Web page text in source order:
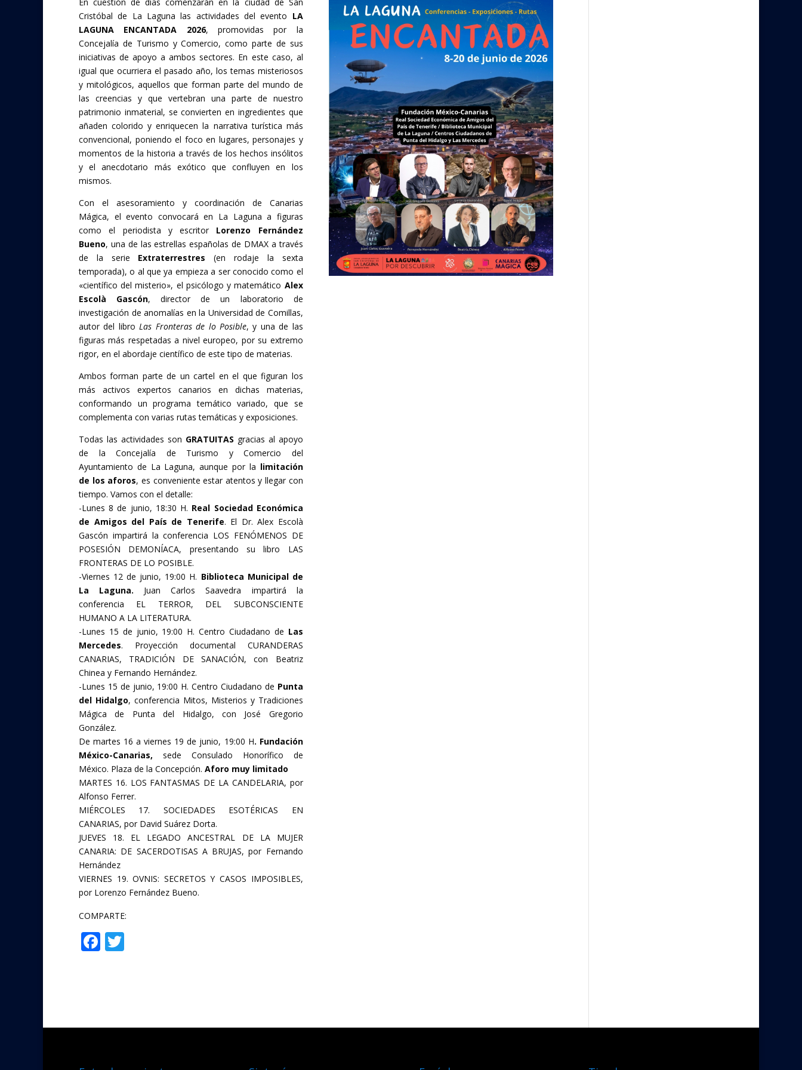
e
b
o
o
k
itt
er
Cristóbal de La Laguna las actividades del evento LA
LAGUNA ENCANTADA 2026, promovidas por la
Concejalía de Turismo y Comercio, como parte de sus
iniciativas de apoyo a ambos sectores. En este caso, al
igual que ocurriera el pasado año, los temas misteriosos
y mitológicos, aquellos que forman parte del mundo de
las creencias y que vertebran una parte de nuestro
patrimonio inmaterial, se convierten en ingredientes que
añaden colorido y enriquecen la narrativa turística más
convencional, poniendo el foco en lugares, personajes y
momentos de la historia a través de los hechos insólitos
y el anecdotario más exótico que confluyen en los
mismos.
Con el asesoramiento y coordinación de Canarias
Mágica, el evento convocará en La Laguna a figuras
como el periodista y escritor Lorenzo Fernández
Bueno, una de las estrellas españolas de DMAX a través
de la serie Extraterrestres (en rodaje la sexta
temporada), o al que ya empieza a ser conocido como el
«científico del misterio», el psicólogo y matemático Alex
Escolà Gascón, director de un laboratorio de
investigación de anomalías en la Universidad de Comillas,
autor del libroLas Fronteras de lo Posible, y una de las
figuras más respetadas a nivel europeo, por su extremo
rigor, en el abordaje científico de este tipo de materias.
Ambos forman parte de un cartel en el que figuran los
más activos expertos canarios en dichas materias,
conformando un programa temático variado, que se
complementa con varias rutas temáticas y exposiciones.
Todas las actividades son GRATUITAS gracias al apoyo
de la Concejalía de Turismo y Comercio del
Ayuntamiento de La Laguna, aunque por la limitación
de los aforos, es conveniente estar atentos y llegar con
tiempo. Vamos con el detalle:
-Lunes 8 de junio, 18:30 H. Real Sociedad Económica
de Amigos del País de Tenerife. El Dr. Alex Escolà
Gascón impartirá la conferencia LOS FENÓMENOS DE
POSESIÓN DEMONÍACA, presentando su libro LAS
FRONTERAS DE LO POSIBLE.
-Viernes 12 de junio, 19:00 H. Biblioteca Municipal de
La Laguna.
Juan Carlos Saavedra impartirá la
conferencia EL TERROR, DEL SUBCONSCIENTE
HUMANO A LA LITERATURA.
-Lunes 15 de junio, 19:00 H. Centro Ciudadano de Las
Mercedes. Proyección documental CURANDERAS
CANARIAS, TRADICIÓN DE SANACIÓN, con Beatriz
Chinea y Fernando Hernández.
-Lunes 15 de junio, 19:00 H. Centro Ciudadano de Punta
del Hidalgo, conferencia Mitos, Misterios y Tradiciones
Mágica de Punta del Hidalgo, con José Gregorio
González.
De martes 16 a viernes 19 de junio, 19:00 H. Fundación
México-Canarias,
sede Consulado Honorífico de
México. Plaza de la Concepción. Aforo muy limitado
MARTES 16. LOS FANTASMAS DE LA CANDELARIA, por
Alfonso Ferrer.
MIÉRCOLES 17. SOCIEDADES ESOTÉRICAS EN
CANARIAS, por David Suárez Dorta.
JUEVES 18. EL LEGADO ANCESTRAL DE LA MUJER
CANARIA: DE SACERDOTISAS A BRUJAS, por Fernando
Hernández
VIERNES 19. OVNIS: SECRETOS Y CASOS IMPOSIBLES,
por Lorenzo Fernández Bueno.
COMPARTE:
F